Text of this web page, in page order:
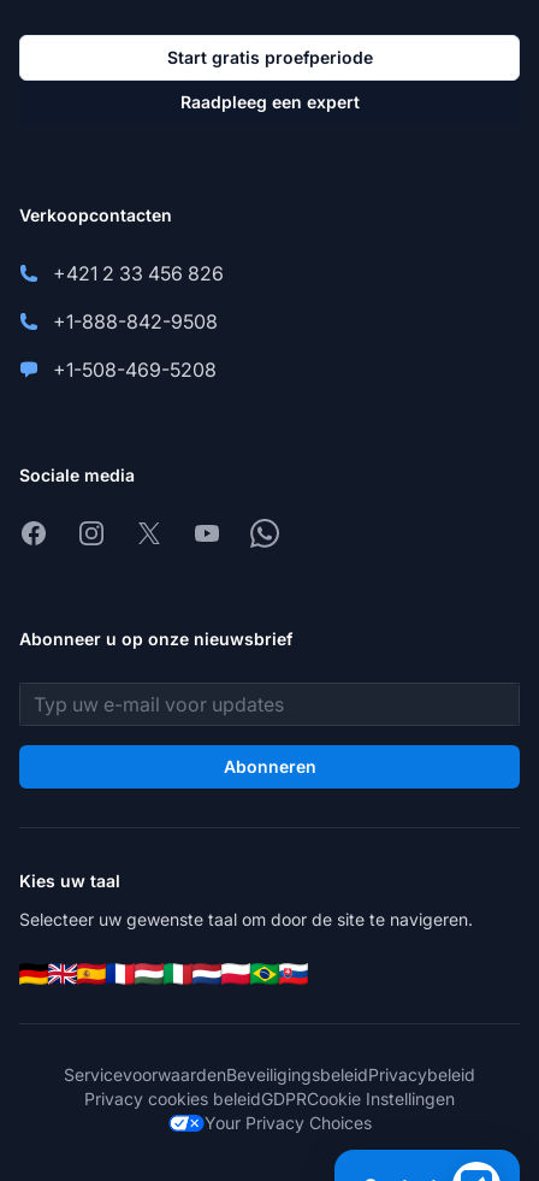
Start gratis proefperiode
Raadpleeg een expert
Verkoopcontacten
+421 2 33 456 826
+1-888-842-9508
+1-508-469-5208
Sociale media
FacebookInstagram
X YoutubeWhatsapp
Abonneer u op onze nieuwsbrief
E-mailadres
Abonneren
Kies uw taal
Selecteer uw gewenste taal om door de site te navigeren.
ServicevoorwaardenBeveiligingsbeleidPrivacybeleid
Privacy cookies beleidGDPRCookie Instellingen
Your Privacy Choices